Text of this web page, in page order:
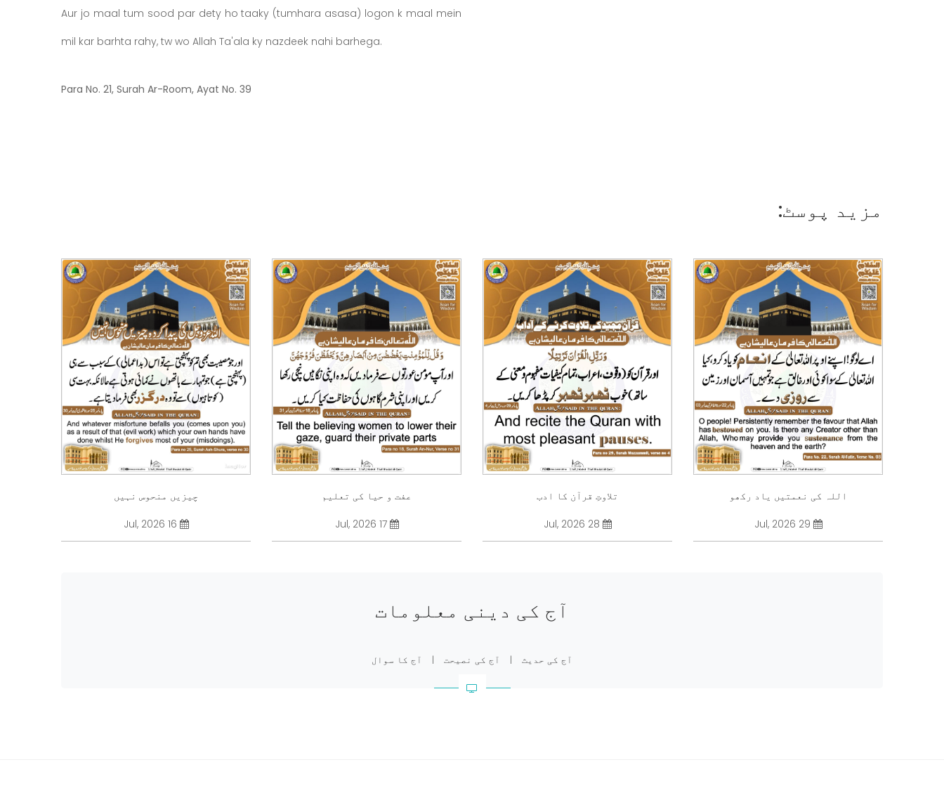
Aur jo maal tum sood par dety ho taaky (tumhara asasa) logon k maal mein
mil kar barhta rahy, tw wo Allah Ta'ala ky nazdeek nahi barhega.
Para No. 21, Surah Ar-Room, Ayat No. 39
مزید پوسٹ:
اللہ کی نعمتیں یاد رکھو
تلاوتِ قرآن کا ادب
عفت و حیا کی تعلیم
17 Jul, 2026
چیزیں منحوس نہیں
آج کی دینی معلومات
آج کی حدیث | آج کی نصیحت | آج کا سوال